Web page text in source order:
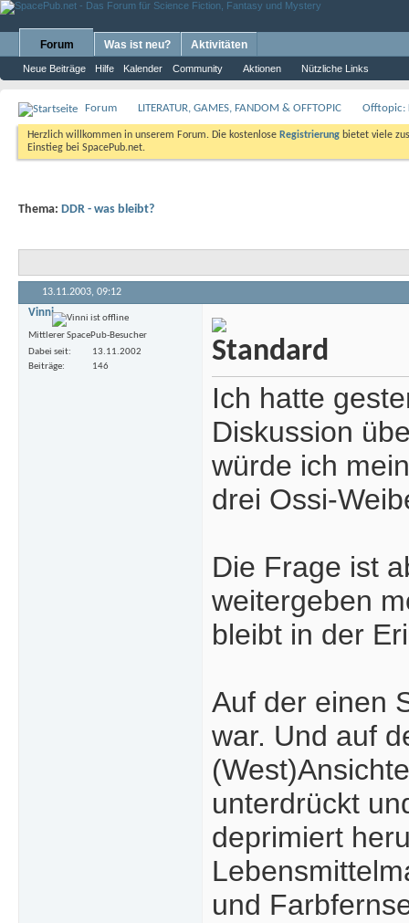
Forum
Neue Beiträge Hilfe Kalender Community Aktionen Nützliche Links
Was ist neu? Aktivitäten
Forum LITERATUR, GAMES, FANDOM & OFFTOPIC Offtopic:
Herzlich willkommen in unserem Forum. Die kostenlose Registrierung bietet viele
Einstieg bei SpacePub.net.
Thema: DDR - was bleibt?
13.11.2003, 09:12
Vinni
Mittlerer SpacePub-Besucher
Dabei seit
13.11.2002
Beiträge
146
Ich hatte
Diskussion
würde ich
drei Ossi-
Die Frage ist
weitergeben
bleibt in der
Auf der einen
war. Und auf
unterdrückt
deprimiert
und